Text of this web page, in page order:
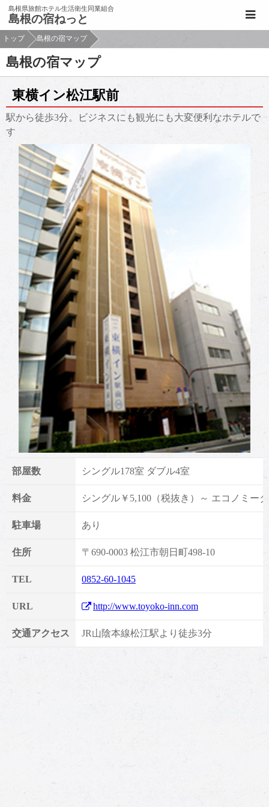
このページの本文へ移動
島根県旅館ホテル生活衛生同業組合
島根の宿ねっと
トップ 島根の宿マップ
島根の宿マップ
東横イン松江駅前
駅から徒歩3分。ビジネスにも観光にも大変便利なホテルで
す
部屋数 シングル178室 ダブル4室
料金 シングル￥5,100（税抜き）～ エコノミー
駐車場 あり
住所 〒690-0003 松江市朝日町498-10
TEL 0852-60-1045
URL http://www.toyoko-inn.com
交通アクセス JR山陰本線松江駅より徒歩3分